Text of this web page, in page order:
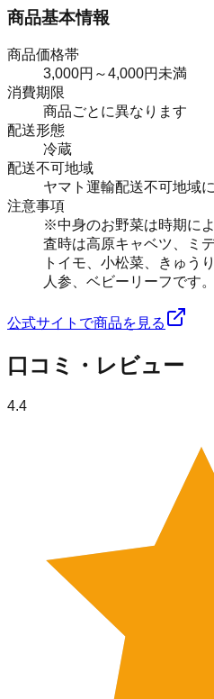
商品基本情報
商品価格帯
3,000円～4,000円未満
消費期限
商品ごとに異なります
配送形態
冷蔵
配送不可地域
ヤマト運輸配送不可地域
注意事項
※中身のお野菜は時期に
査時は高原キャベツ、ミ
トイモ、小松菜、きゅう
人参、ベビーリーフです。
公式サイトで商品を見る
口コミ・レビュー
4.4